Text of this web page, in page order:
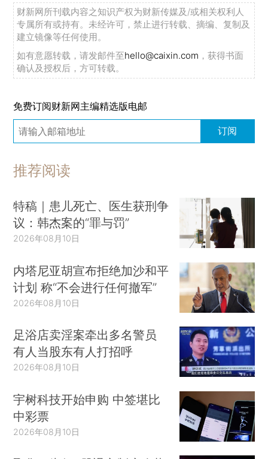
财新网所刊载内容之知识产权为财新传媒及/或相关权利人
专属所有或持有。未经许可，禁止进行转载、摘编、复制及
建立镜像等任何使用。
如有意愿转载，请发邮件至hello@caixin.com ，获得书面
确认及授权后，方可转载。
免费订阅财新网主编精选版电邮
订阅
推荐阅读
特稿｜患儿死亡、医生获刑争
议：韩杰案的“罪与罚”
2026年08月10日
内塔尼亚胡宣布拒绝加沙和平
计划 称“不会进行任何撤军”
2026年08月10日
足浴店卖淫案牵出多名警员
有人当股东有人打招呼
2026年08月10日
宇树科技开始申购 中签堪比
中彩票
2026年08月10日